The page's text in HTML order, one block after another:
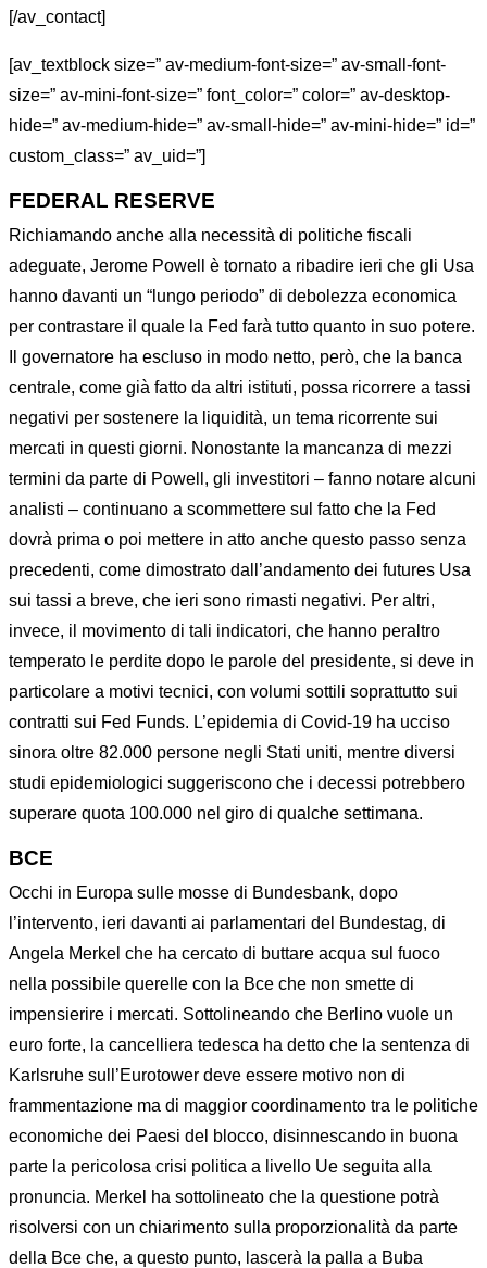
[/av_contact]
[av_textblock size=” av-medium-font-size=” av-small-font-
size=” av-mini-font-size=” font_color=” color=” av-desktop-
hide=” av-medium-hide=” av-small-hide=” av-mini-hide=” id=”
custom_class=” av_uid=”]
FEDERAL RESERVE
Richiamando anche alla necessità di politiche fiscali
adeguate, Jerome Powell è tornato a ribadire ieri che gli Usa
hanno davanti un “lungo periodo” di debolezza economica
per contrastare il quale la Fed farà tutto quanto in suo potere.
Il governatore ha escluso in modo netto, però, che la banca
centrale, come già fatto da altri istituti, possa ricorrere a tassi
negativi per sostenere la liquidità, un tema ricorrente sui
mercati in questi giorni. Nonostante la mancanza di mezzi
termini da parte di Powell, gli investitori – fanno notare alcuni
analisti – continuano a scommettere sul fatto che la Fed
dovrà prima o poi mettere in atto anche questo passo senza
precedenti, come dimostrato dall’andamento dei futures Usa
sui tassi a breve, che ieri sono rimasti negativi. Per altri,
invece, il movimento di tali indicatori, che hanno peraltro
temperato le perdite dopo le parole del presidente, si deve in
particolare a motivi tecnici, con volumi sottili soprattutto sui
contratti sui Fed Funds. L’epidemia di Covid-19 ha ucciso
sinora oltre 82.000 persone negli Stati uniti, mentre diversi
studi epidemiologici suggeriscono che i decessi potrebbero
superare quota 100.000 nel giro di qualche settimana.
BCE
Occhi in Europa sulle mosse di Bundesbank, dopo
l’intervento, ieri davanti ai parlamentari del Bundestag, di
Angela Merkel che ha cercato di buttare acqua sul fuoco
nella possibile querelle con la Bce che non smette di
impensierire i mercati. Sottolineando che Berlino vuole un
euro forte, la cancelliera tedesca ha detto che la sentenza di
Karlsruhe sull’Eurotower deve essere motivo non di
frammentazione ma di maggior coordinamento tra le politiche
economiche dei Paesi del blocco, disinnescando in buona
parte la pericolosa crisi politica a livello Ue seguita alla
pronuncia. Merkel ha sottolineato che la questione potrà
risolversi con un chiarimento sulla proporzionalità da parte
della Bce che, a questo punto, lascerà la palla a Buba